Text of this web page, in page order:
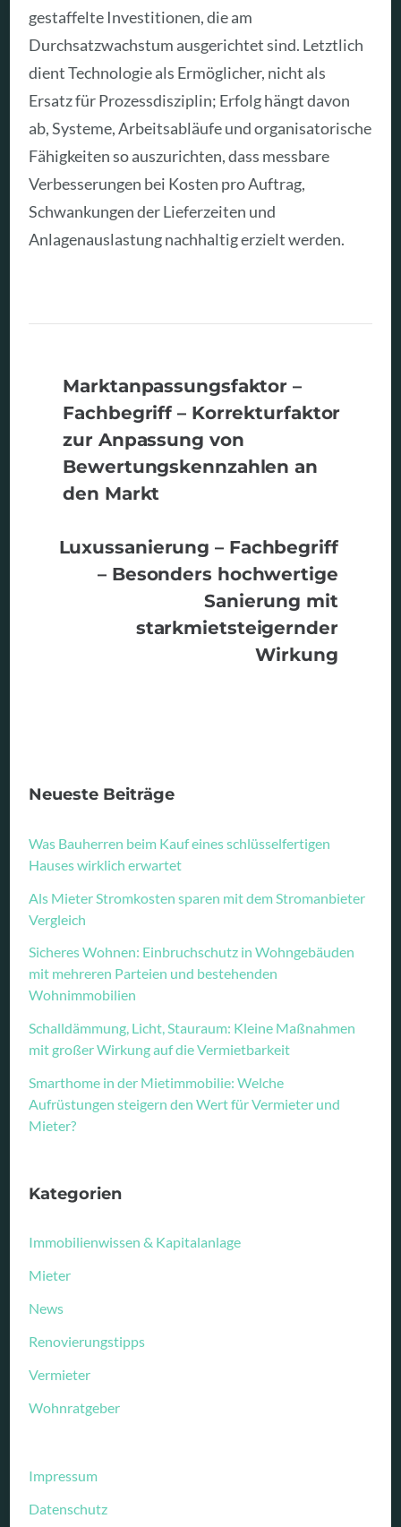
gestaffelte Investitionen, die am
Durchsatzwachstum ausgerichtet sind. Letztlich
dient Technologie als Ermöglicher, nicht als
Ersatz für Prozessdisziplin; Erfolg hängt davon
ab, Systeme, Arbeitsabläufe und organisatorische
Fähigkeiten so auszurichten, dass messbare
Verbesserungen bei Kosten pro Auftrag,
Schwankungen der Lieferzeiten und
Anlagenauslastung nachhaltig erzielt werden.
Marktanpassungsfaktor –
Fachbegriff – Korrekturfaktor
zur Anpassung von
Bewertungskennzahlen an
den Markt
Luxussanierung – Fachbegriff
– Besonders hochwertige
Sanierung mit
starkmietsteigernder
Wirkung
Neueste Beiträge
Was Bauherren beim Kauf eines schlüsselfertigen
Hauses wirklich erwartet
Als Mieter Stromkosten sparen mit dem Stromanbieter
Vergleich
Sicheres Wohnen: Einbruchschutz in Wohngebäuden
mit mehreren Parteien und bestehenden
Wohnimmobilien
Schalldämmung, Licht, Stauraum: Kleine Maßnahmen
mit großer Wirkung auf die Vermietbarkeit
Smarthome in der Mietimmobilie: Welche
Aufrüstungen steigern den Wert für Vermieter und
Mieter?
Kategorien
Immobilienwissen & Kapitalanlage
Mieter
News
Renovierungstipps
Vermieter
Wohnratgeber
Impressum
Datenschutz